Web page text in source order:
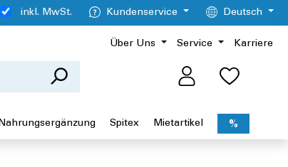
inkl. MwSt. Kundenservice Deutsch
Über Uns Service Karriere
Nahrungsergänzung Spitex Mietartikel %